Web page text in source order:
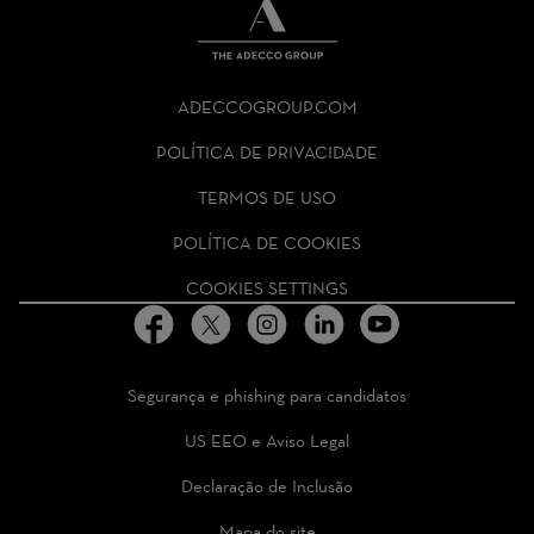
GROUP
HOMEPAGE
ADECCOGROUP.COM
POLÍTICA DE PRIVACIDADE
TERMOS DE USO
POLÍTICA DE COOKIES
COOKIES SETTINGS
Segurança e phishing para candidatos
US EEO e Aviso Legal
Declaração de Inclusão